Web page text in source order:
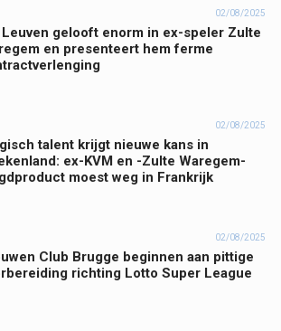
02/08/2025
Leuven gelooft enorm in ex-speler Zulte
en presenteert hem ferme
02/08/2025
talent krijgt nieuwe kans in
ex-KVM en -Zulte Waregem-
moest weg in Frankrijk
02/08/2025
Club Brugge beginnen aan pittige
richting Lotto Super League